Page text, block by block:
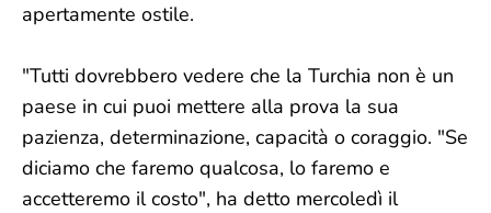
apertamente ostile.
"Tutti dovrebbero vedere che la Turchia non è un
paese in cui puoi mettere alla prova la sua
pazienza, determinazione, capacità o coraggio. "Se
diciamo che faremo qualcosa, lo faremo e
accetteremo il costo", ha detto mercoledì il